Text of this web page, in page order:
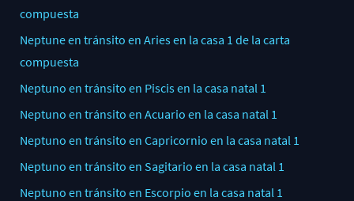
compuesta
Neptune en tránsito en Aries en la casa 1 de la carta
compuesta
Neptuno en tránsito en Piscis en la casa natal 1
Neptuno en tránsito en Acuario en la casa natal 1
Neptuno en tránsito en Capricornio en la casa natal 1
Neptuno en tránsito en Sagitario en la casa natal 1
Neptuno en tránsito en Escorpio en la casa natal 1